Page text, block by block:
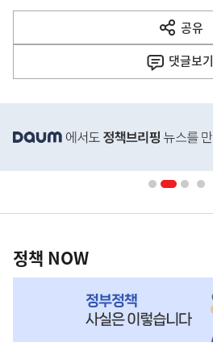
다
음
공유
열
기
댓글보기
단
영
책
NOW,
정책 NOW